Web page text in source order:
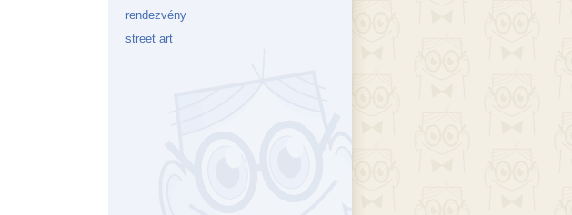
rendezvény
street art